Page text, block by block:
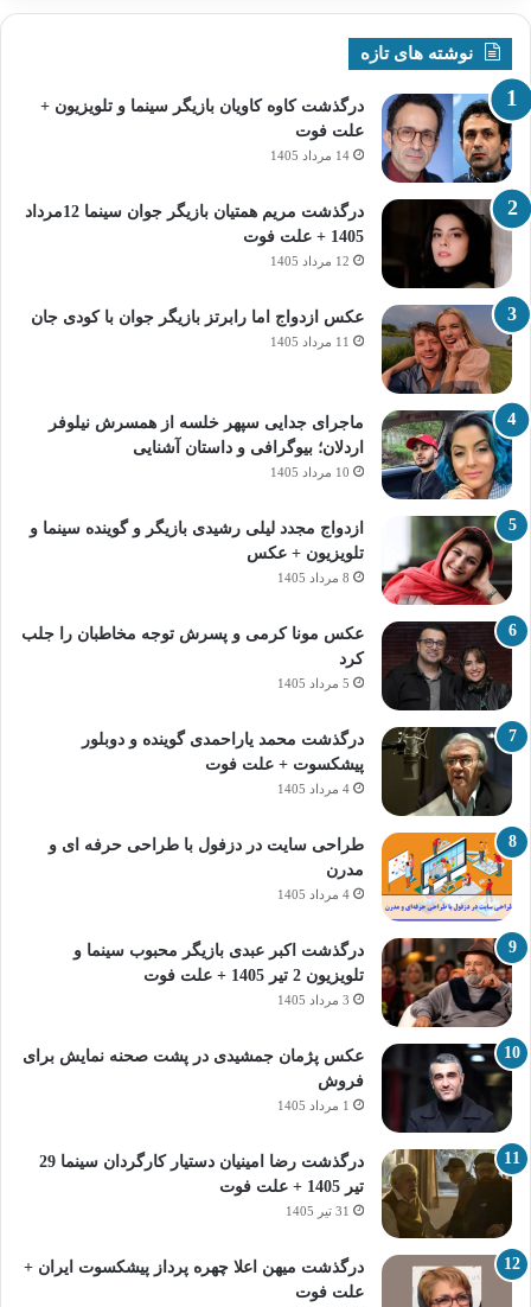
نوشته های تازه
درگذشت کاوه کاویان بازیگر سینما و تلویزیون +
علت فوت
14 مرداد 1405
درگذشت مریم همتیان بازیگر جوان سینما 12مرداد
1405 + علت فوت
12 مرداد 1405
عکس ازدواج اما رابرتز بازیگر جوان با کودی جان
11 مرداد 1405
ماجرای جدایی سپهر خلسه از همسرش نیلوفر
اردلان؛ بیوگرافی و داستان آشنایی
10 مرداد 1405
ازدواج مجدد لیلی رشیدی بازیگر و گوینده سینما و
تلویزیون + عکس
8 مرداد 1405
عکس مونا کرمی و پسرش توجه مخاطبان را جلب
کرد
5 مرداد 1405
درگذشت محمد یاراحمدی گوینده و دوبلور
پیشکسوت + علت فوت
4 مرداد 1405
طراحی سایت در دزفول با طراحی حرفه‌ ای و
مدرن
4 مرداد 1405
درگذشت اکبر عبدی بازیگر محبوب سینما و
تلویزیون 2 تیر 1405 + علت فوت
3 مرداد 1405
عکس پژمان جمشیدی در پشت صحنه نمایش برای
فروش
1 مرداد 1405
درگذشت رضا امینیان دستیار کارگردان سینما 29
تیر 1405 + علت فوت
31 تیر 1405
درگذشت میهن اعلا چهره پرداز پیشکسوت ایران +
علت فوت